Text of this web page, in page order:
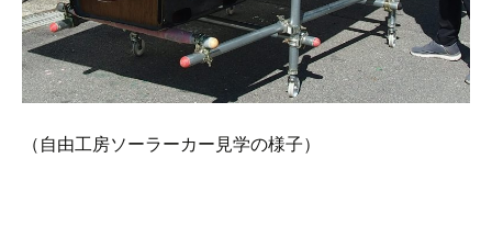
（自由工房ソーラーカー見学の様子）